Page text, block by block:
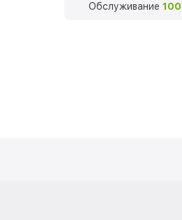
Обслуживание